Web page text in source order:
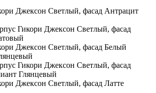
Гикори Джексон Светлый, фасад
Гикори Джексон Светлый, фасад
Глянцевый